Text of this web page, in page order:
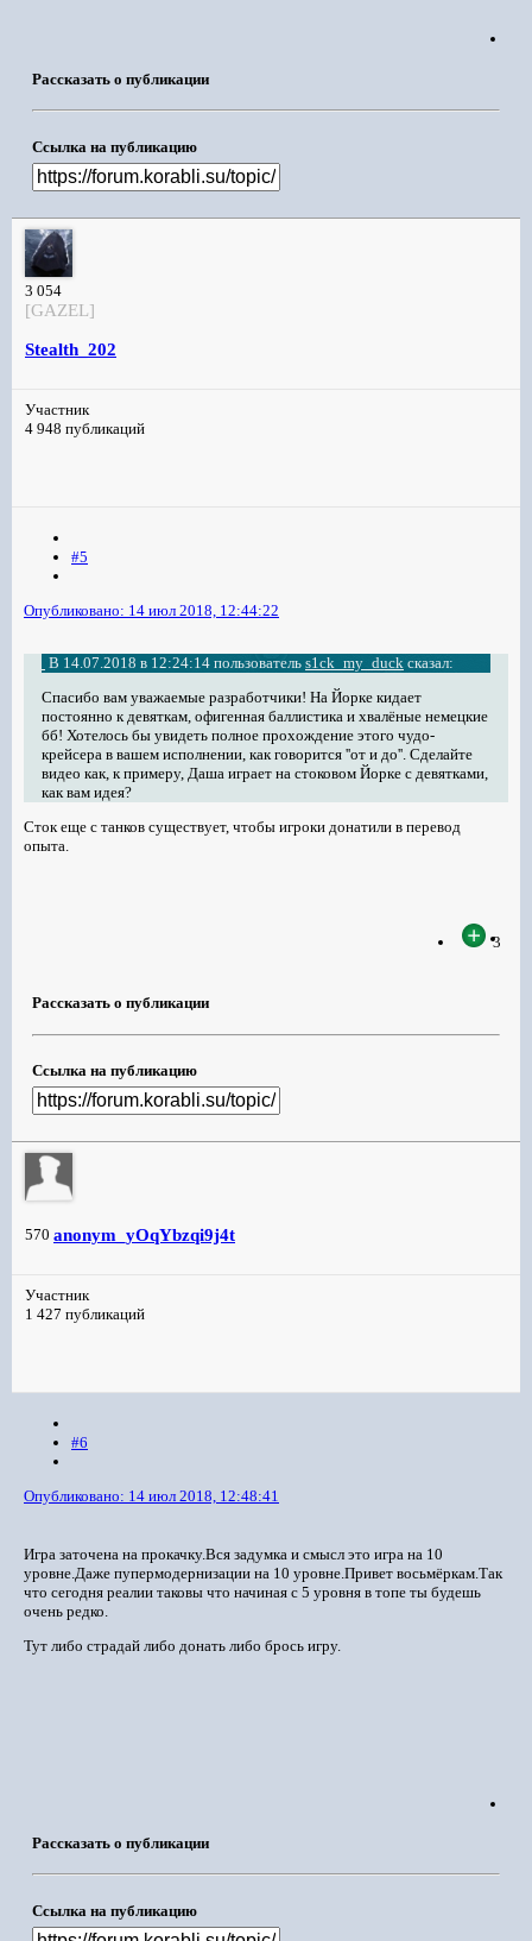
Рассказать о публикации
Ссылка на публикацию
3 054
[GAZEL]
Stealth_202
Участник
4 948 публикаций
#5
Опубликовано: 14 июл 2018, 12:44:22
В 14.07.2018 в 12:24:14 пользователь s1ck_my_duck сказал:
Спасибо вам уважаемые разработчики! На Йорке кидает
постоянно к девяткам, офигенная баллистика и хвалёные немецкие
бб! Хотелось бы увидеть полное прохождение этого чудо-
крейсера в вашем исполнении, как говорится ''от и до''. Сделайте
видео как, к примеру, Даша играет на стоковом Йорке с девятками,
как вам идея?
Сток еще с танков существует, чтобы игроки донатили в перевод
опыта.
3
Рассказать о публикации
Ссылка на публикацию
570 anonym_yOqYbzqi9j4t
Участник
1 427 публикаций
#6
Опубликовано: 14 июл 2018, 12:48:41
Игра заточена на прокачку.Вся задумка и смысл это игра на 10
уровне.Даже пупермодернизации на 10 уровне.Привет восьмёркам.Так
что сегодня реалии таковы что начиная с 5 уровня в топе ты будешь
очень редко.
Тут либо страдай либо донать либо брось игру.
Рассказать о публикации
Ссылка на публикацию